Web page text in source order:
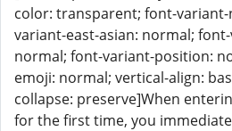
color: transparent; font-
variant-east-asian: normal;
normal; font-variant-position:
emoji: normal; vertical-align:
collapse: preserve]When
for the first time, you